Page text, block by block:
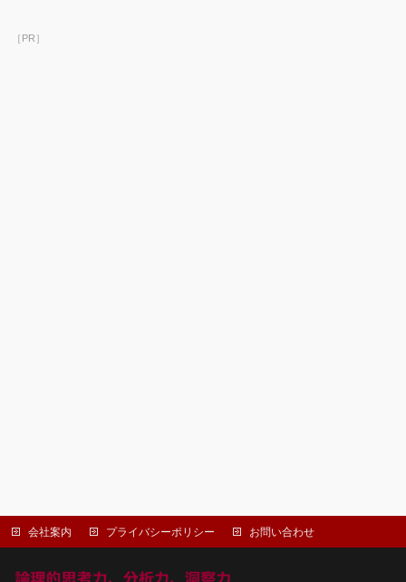
［PR］
会社案内 プライバシーポリシー お問い合わせ